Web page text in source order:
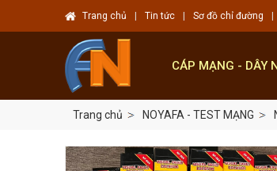
CÁP MẠNG - DÂY
Trang chủ NOYAFA - TEST MẠNG
Trang chủ Tin tức Sơ đồ chỉ đường